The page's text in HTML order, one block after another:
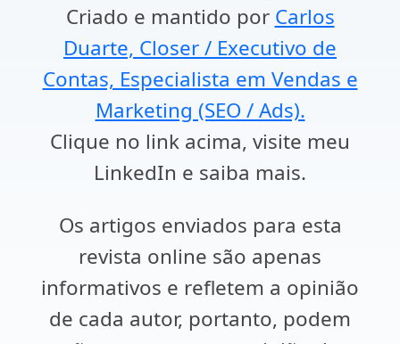
Criado e mantido por Carlos
Duarte, Closer / Executivo de
Contas, Especialista em Vendas e
Marketing (SEO / Ads).
Clique no link acima, visite meu
LinkedIn e saiba mais.
Os artigos enviados para esta
revista online são apenas
informativos e refletem a opinião
de cada autor, portanto, podem